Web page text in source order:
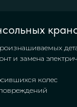
и замена
колес